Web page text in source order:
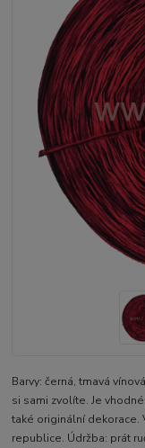
Barvy: černá, tmavá
si sami zvolíte. Je vhodné
také originální dekorace.
republice. Údržba: prát